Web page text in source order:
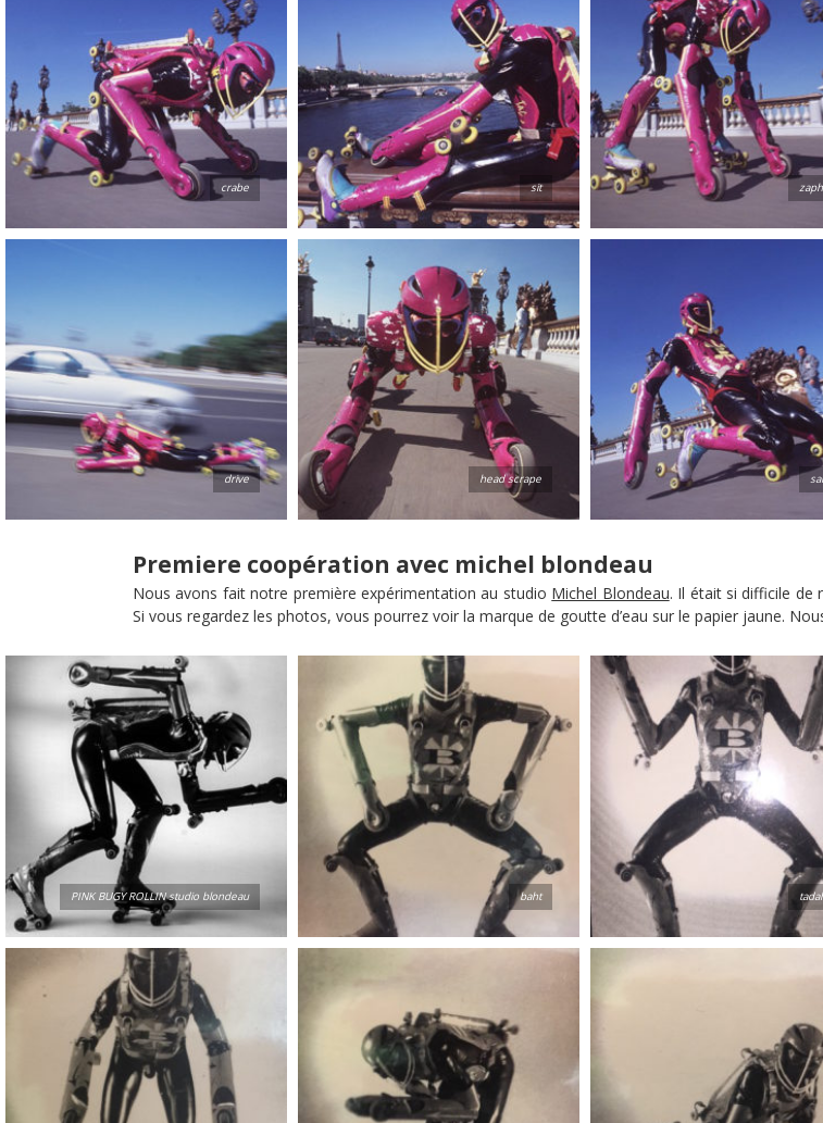
crabe sit
drive head scrape
Premiere coopération avec michel blondeau
Nous avons fait notre première expérimentation au studio Michel Blondeau. Il était si difficile de
Si vous regardez les photos, vous pourrez voir la marque de goutte d’eau sur le papier jaune.
PINK BUGY ROLLIN studio blondeau baht